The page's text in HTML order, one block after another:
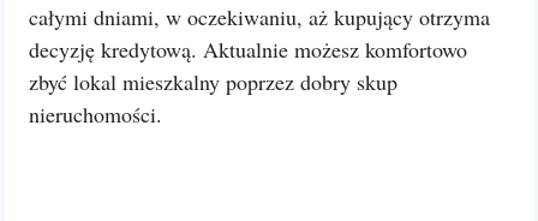
całymi dniami, w oczekiwaniu, aż kupujący otrzyma
decyzję kredytową. Aktualnie możesz komfortowo
zbyć lokal mieszkalny poprzez dobry skup
nieruchomości.